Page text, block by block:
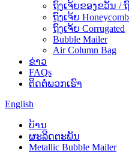
ຖົງເຈ້ຍຂອງຂວັນ /
ຖົງເຈ້ຍ
ຖົງເຈ້ຍ Corrugated
Bubble Mailer
Air Column Bag
ຂ່າວ
FAQs
ຕິດ​ຕໍ່​ພວກ​ເຮົາ
English
ບ້ານ
ຜະລິດຕະພັນ
Metallic Bubble Mailer